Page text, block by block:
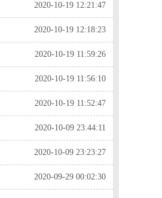
2020-10-19 12:21:47
2020-10-19 12:18:23
2020-10-19 11:59:26
2020-10-19 11:56:10
2020-10-19 11:52:47
2020-10-09 23:44:11
2020-10-09 23:23:27
2020-09-29 00:02:30